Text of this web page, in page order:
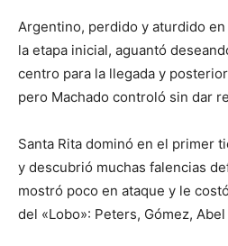
Argentino, perdido y aturdido
la etapa inicial, aguantó
centro para la llegada y
pero Machado controló sin dar
Santa Rita dominó en el primer
y descubrió muchas falencias
mostró poco en ataque y le
del «Lobo»: Peters, Gómez,